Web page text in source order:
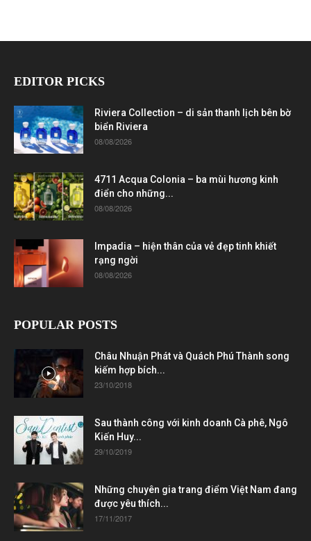
EDITOR PICKS
Riviera Collection – di sản thanh lịch bên bờ
biển Riviera
08/08/2026
4711 Acqua Colonia – ba mùi hương kinh
điển cho những...
08/08/2026
Impadia – hiện thân của vẻ đẹp tinh khiết
rạng ngời
08/08/2026
POPULAR POSTS
Châu Nhuận Phát và Quách Phú Thành song
kiếm hợp bích...
23/10/2018
Sau thành công với kinh doanh Cà phê, Ngô
Kiến Huy...
29/10/2019
Những chuyên gia trang điểm Việt Nam đang
được yêu thích...
17/11/2017